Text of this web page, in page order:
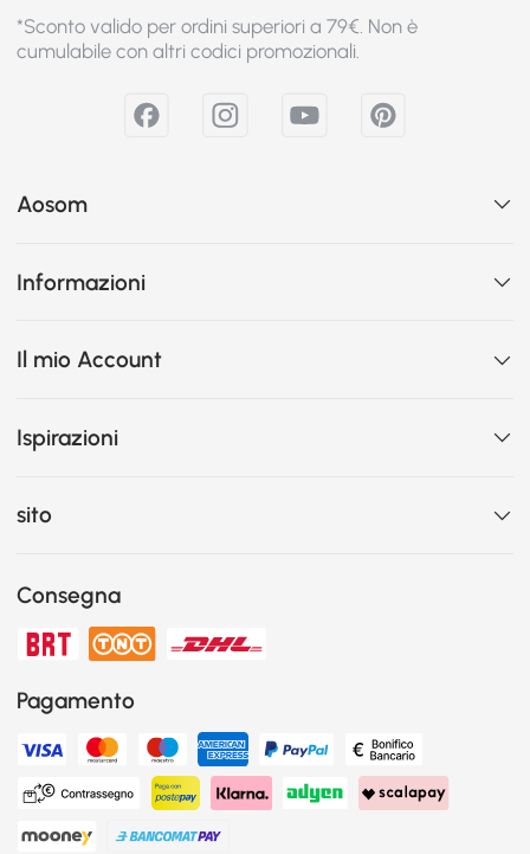
*Sconto valido per ordini superiori a 79€. Non è
cumulabile con altri codici promozionali.
Aosom
Informazioni
Il mio Account
Ispirazioni
sito
Consegna
Pagamento